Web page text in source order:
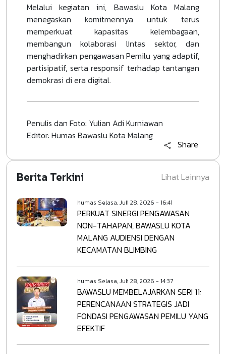
Melalui kegiatan ini, Bawaslu Kota Malang
menegaskan komitmennya untuk terus
memperkuat kapasitas kelembagaan,
membangun kolaborasi lintas sektor, dan
menghadirkan pengawasan Pemilu yang adaptif,
partisipatif, serta responsif terhadap tantangan
demokrasi di era digital.
Penulis dan Foto: Yulian Adi Kurniawan
Editor: Humas Bawaslu Kota Malang
Share
Berita Terkini
humas Selasa, Juli 28, 2026 - 16:41
PERKUAT SINERGI PENGAWASAN
NON-TAHAPAN, BAWASLU KOTA
MALANG AUDIENSI DENGAN
KECAMATAN BLIMBING
humas Selasa, Juli 28, 2026 - 14:37
BAWASLU MEMBELAJARKAN SERI 11:
PERENCANAAN STRATEGIS JADI
FONDASI PENGAWASAN PEMILU YANG
EFEKTIF
Lihat Lainnya